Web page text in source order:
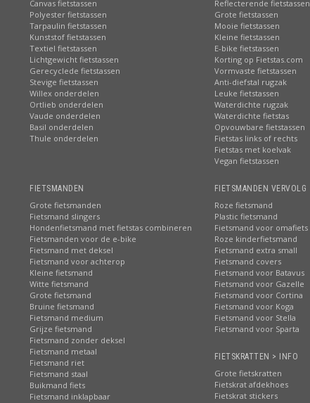
Canvas fietstassen
Polyester fietstassen
Tarpaulin fietstassen
Kunststof fietstassen
Textiel fietstassen
Lichtgewicht fietstassen
Gerecyclede fietstassen
Stevige fietstassen
Willex onderdelen
Ortlieb onderdelen
Vaude onderdelen
Basil onderdelen
Thule onderdelen
Reflecterende fietstassen
Grote fietstassen
Mooie fietstassen
Kleine fietstassen
E-bike fietstassen
Korting op Fietstas.com
Vormvaste fietstassen
Anti-diefstal rugzak
Leuke fietstassen
Waterdichte rugzak
Waterdichte fietstas
Opvouwbare fietstassen
Fietstas links of rechts
Fietstas met koelvak
Vegan fietstassen
FIETSMANDEN
Grote fietsmanden
Fietsmand slingers
Hondenfietsmand met fietstas combineren
Fietsmanden voor de e-bike
Fietsmand met deksel
Fietsmand voor achterop
Kleine fietsmand
Witte fietsmand
Grote fietsmand
Bruine fietsmand
Fietsmand medium
Grijze fietsmand
Fietsmand zonder deksel
Fietsmand metaal
Fietsmand riet
Fietsmand staal
Buikmand fiets
Fietsmand inklapbaar
FIETSMANDEN VERVOLG
Roze fietsmand
Plastic fietsmand
Fietsmand voor omafiets
Roze kinderfietsmand
Fietsmand extra small
Fietsmand covers
Fietsmand voor Batavus
Fietsmand voor Gazelle
Fietsmand voor Cortina
Fietsmand voor Koga
Fietsmand voor Stella
Fietsmand voor Sparta
FIETSKRATTEN > INFO
Grote fietskratten
Fietskrat afdekhoes
Fietskrat stickers